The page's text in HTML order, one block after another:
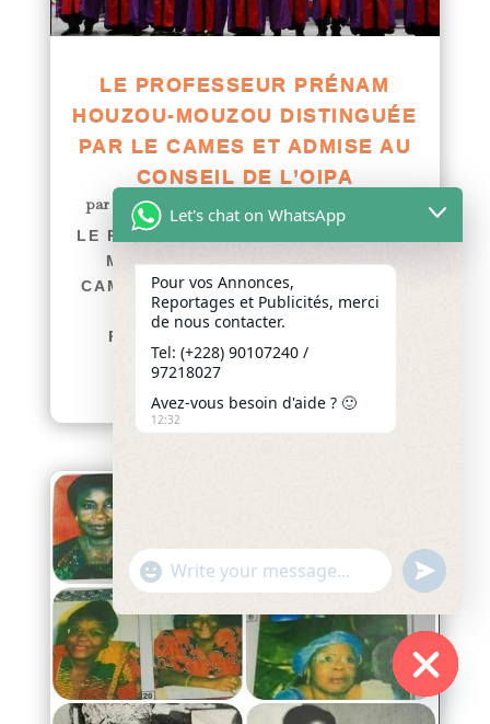
LE PROFESSEUR PRÉNAM
HOUZOU-MOUZOU DISTINGUÉE
PAR LE CAMES ET ADMISE AU
CONSEIL DE L’OIPA
par Yawo KLOUSSE
LE PROFESSEUR PRÉNAM HOUZOU-
MOUZOU DISTINGUÉE PAR LE
CAMES ET ADMISE AU CONSEIL DE
L’OIPA afriquenligne.tg Le
Professeur Prénam HOUZOU-
MOUZOU,...
Hide
Let's chat on WhatsApp
Pour vos Annonces,
Reportages et Publicités, merci
de nous contacter.
Tel: (+228) 90107240 /
97218027
Avez-vous besoin d'aide ? 🙂
12:32
"+chaty_settings.lang.emoji_picker+"
WhatsApp
undefined